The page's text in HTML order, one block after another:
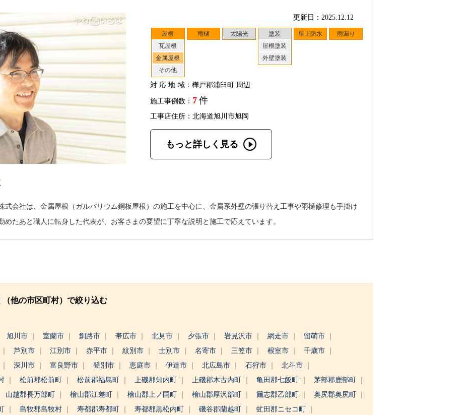
更新日：2025.12.12
屋根
瓦屋根
金属屋根
その他
雨樋 太陽光
塗装
屋根塗装
外壁塗装
屋上防水 雨漏り
対応地域：樺戸郡浦臼町 周辺
施工事例数： 7 件
工事店住所：北海道旭川市旭岡
もっと詳しく見る
式会社は、金属屋根（ガルバリウム鋼板屋根）の施工を中心に、金属系外壁の張り替え工事や雨樋修理も手掛け
めたあと職人に転身した代表が、お客さまの要望に丁寧な説明と施工で応えています。
他の市区町村）で絞り込む
旭川市 室蘭市 釧路市 帯広市 北見市 夕張市 岩見沢市 網走市
留萌市
芦別市 江別市 赤平市 紋別市 士別市 名寄市 三笠市 根室市
千歳市
深川市 富良野市 登別市 恵庭市 伊達市 北広島市 石狩市
北斗市
松前郡松前町 松前郡福島町 上磯郡知内町 上磯郡木古内町 亀田郡七飯町
茅部郡鹿部町
山越郡長万部町 檜山郡江差町 檜山郡上ノ国町 檜山郡厚沢部町 爾志郡乙部町
奥尻郡奥尻町
島牧郡島牧村 寿都郡寿都町 寿都郡黒松内町 磯谷郡蘭越町
虻田郡ニセコ町